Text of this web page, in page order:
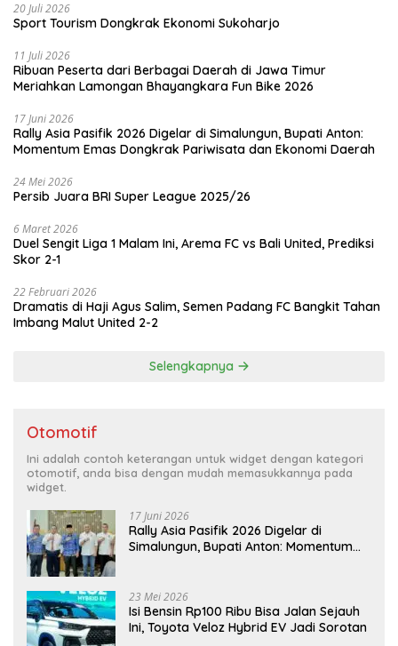
20 Juli 2026
Sport Tourism Dongkrak Ekonomi Sukoharjo
11 Juli 2026
Ribuan Peserta dari Berbagai Daerah di Jawa Timur
Meriahkan Lamongan Bhayangkara Fun Bike 2026
17 Juni 2026
Rally Asia Pasifik 2026 Digelar di Simalungun, Bupati Anton:
Momentum Emas Dongkrak Pariwisata dan Ekonomi Daerah
24 Mei 2026
Persib Juara BRI Super League 2025/26
6 Maret 2026
Duel Sengit Liga 1 Malam Ini, Arema FC vs Bali United, Prediksi
Skor 2-1
22 Februari 2026
Dramatis di Haji Agus Salim, Semen Padang FC Bangkit Tahan
Imbang Malut United 2-2
Selengkapnya
Otomotif
Ini adalah contoh keterangan untuk widget dengan kategori
otomotif, anda bisa dengan mudah memasukkannya pada
widget.
17 Juni 2026
Rally Asia Pasifik 2026 Digelar di
Simalungun, Bupati Anton: Momentum
23 Mei 2026
Isi Bensin Rp100 Ribu Bisa Jalan Sejauh
Ini, Toyota Veloz Hybrid EV Jadi Sorotan